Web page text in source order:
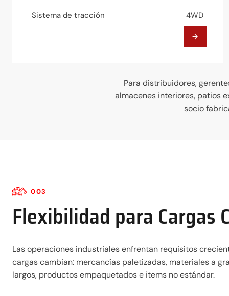
Sistema de tracción 4WD
Para distribuidores,
almacenes interiores, patios
socio
003
Flexibilidad para Cargas
Las operaciones industriales enfrentan requisitos
cargas cambian: mercancías paletizadas, materiales a
largos, productos empaquetados e items no estándar.